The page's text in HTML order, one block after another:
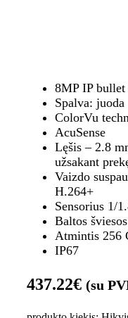
8MP IP bullet
Spalva: juoda
ColorVu
AcuSense
Lęšis – 2.8
užsakant
Vaizdo
H.264+
Sensorius 1/
Baltos
Atmintis 256
IP67
437.22€ (su